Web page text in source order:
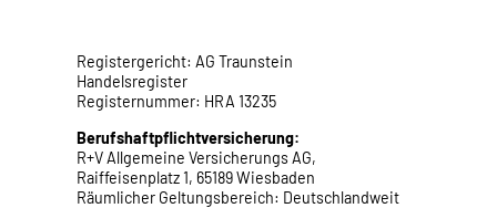
Registergericht: AG Traunstein
Handelsregister
Registernummer: HRA 13235
Berufshaftpflichtversicherung:
R+V Allgemeine Versicherungs AG,
Raiffeisenplatz 1, 65189 Wiesbaden
Räumlicher Geltungsbereich: Deutschlandweit